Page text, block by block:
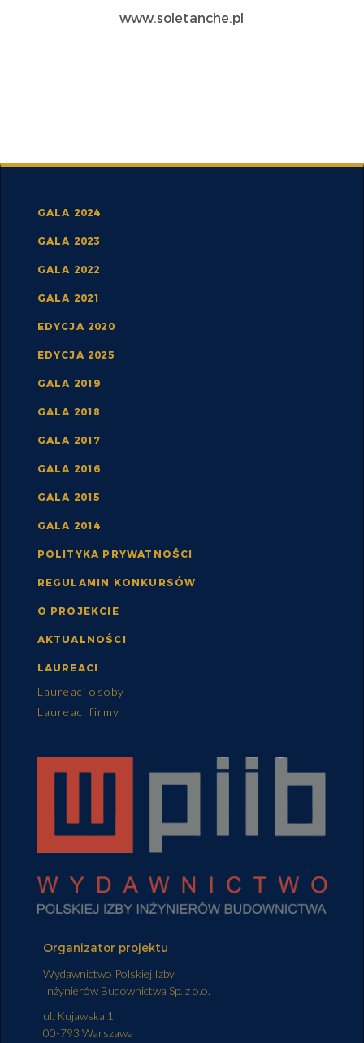
www.soletanche.pl
GALA 2024
GALA 2023
GALA 2022
GALA 2021
EDYCJA 2020
EDYCJA 2025
GALA 2019
GALA 2018
GALA 2017
GALA 2016
GALA 2015
GALA 2014
POLITYKA PRYWATNOŚCI
REGULAMIN KONKURSÓW
O PROJEKCIE
AKTUALNOŚCI
LAUREACI
Laureaci osoby
Laureaci firmy
Organizator projektu
Wydawnictwo Polskiej Izby
Inżynierów Budownictwa Sp. z o.o.
ul. Kujawska 1
00-793 Warszawa